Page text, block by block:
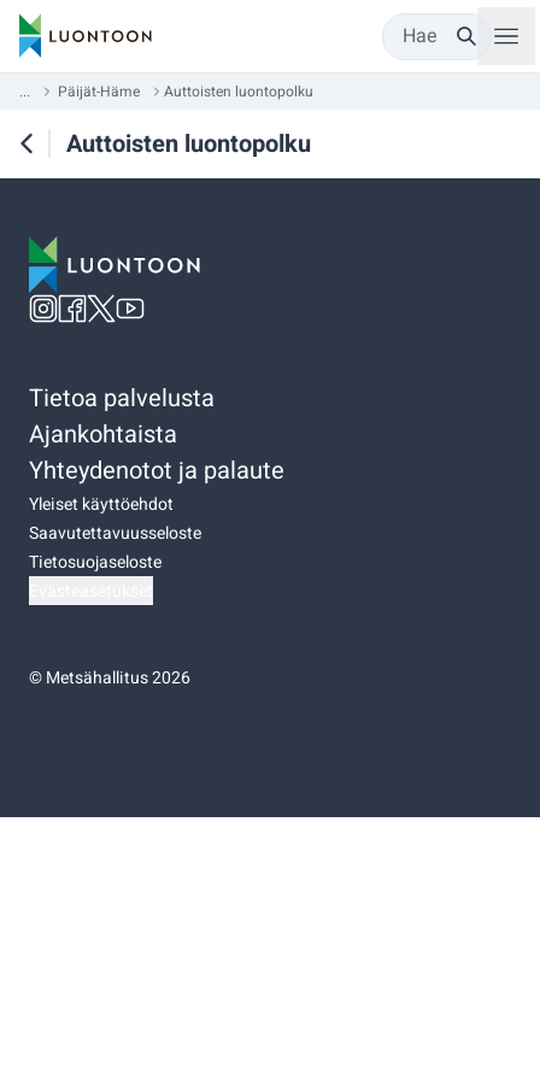
Hae
... Päijät-Häme Auttoisten luontopolku
Auttoisten luontopolku
Tietoa palvelusta
Ajankohtaista
Yhteydenotot ja palaute
Yleiset käyttöehdot
Saavutettavuusseloste
Tietosuojaseloste
©Metsähallitus 2026